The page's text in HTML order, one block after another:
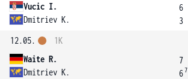
Vucic I.
Dmitriev K.
6
3
12.05.
Waite R.
Dmitriev K.
1K
7
67